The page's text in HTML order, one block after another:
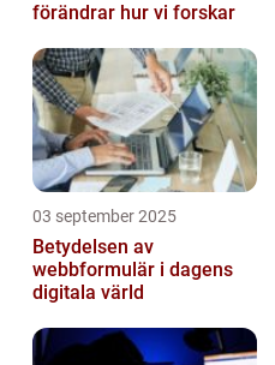
förändrar hur vi forskar
03 september 2025
Betydelsen av
webbformulär i dagens
digitala värld